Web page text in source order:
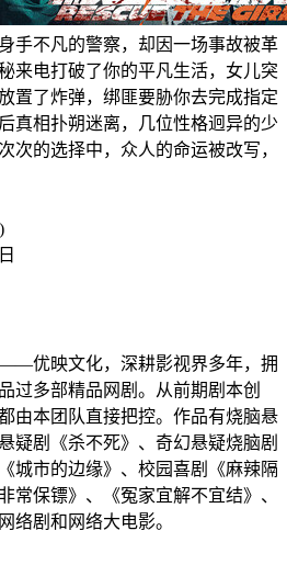
手不凡的警察，却因一场事故被革
来电打破了你的平凡生活，女儿突
置了炸弹，绑匪要胁你去完成指定
真相扑朔迷离，几位性格迥异的少
次的选择中，众人的命运被改写，
——优映文化，深耕影视界多年，拥
过多部精品网剧。从前期剧本创
由本团队直接把控。作品有烧脑悬
疑剧《杀不死》、奇幻悬疑烧脑剧
城市的边缘》、校园喜剧《麻辣隔
常保镖》、《冤家宜解不宜结》、
络剧和网络大电影。